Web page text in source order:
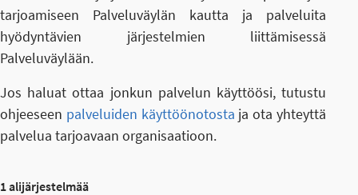
tarjoamiseen Palveluväylän kautta ja palveluita
hyödyntävien järjestelmien liittämisessä
Palveluväylään.
Jos haluat ottaa jonkun palvelun käyttöösi, tutustu
ohjeeseen palveluiden käyttöönotosta ja ota yhteyttä
palvelua tarjoavaan organisaatioon.
1 alijärjestelmää